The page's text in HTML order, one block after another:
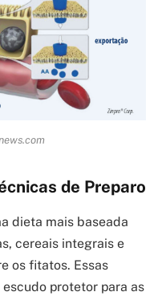
de Preparo
dieta mais baseada
cereais integrais e
os fitatos. Essas
protetor para as